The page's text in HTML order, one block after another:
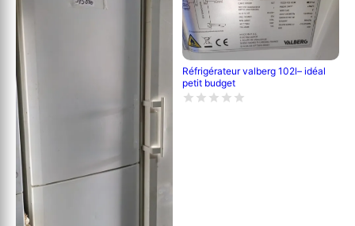
Réfrigérateur valberg 102l– idéal
petit budget